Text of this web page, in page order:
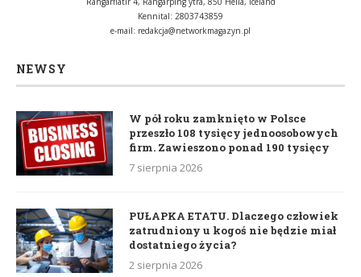
Kennital: 2803743859
e-mail: redakcja@networkmagazyn.pl
NEWSY
W pół roku zamknięto w Polsce
przeszło 108 tysięcy jednoosobowych
firm. Zawieszono ponad 190 tysięcy
7 sierpnia 2026
PUŁAPKA ETATU. Dlaczego człowiek
zatrudniony u kogoś nie będzie miał
dostatniego życia?
2 sierpnia 2026